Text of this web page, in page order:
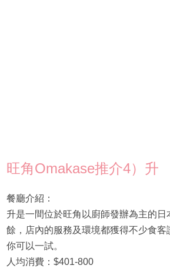
旺角Omakase推介4）升
餐廳介紹：
升是一間位於旺角以廚師發辦為主的日
餘，店內的服務及環境都獲得不少食客
你可以一試。
人均消費：$401-800